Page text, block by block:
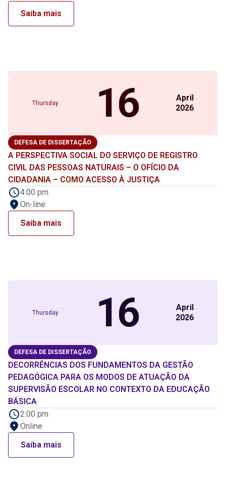
Saiba mais
Thursday 16
April
2026
DEFESA DE DISSERTAÇÃO
A PERSPECTIVA SOCIAL DO SERVIÇO DE REGISTRO
CIVIL DAS PESSOAS NATURAIS – O OFÍCIO DA
CIDADANIA – COMO ACESSO À JUSTIÇA
4:00 pm
On-line
Saiba mais
Thursday 16
April
2026
DEFESA DE DISSERTAÇÃO
DECORRÊNCIAS DOS FUNDAMENTOS DA GESTÃO
PEDAGÓGICA PARA OS MODOS DE ATUAÇÃO DA
SUPERVISÃO ESCOLAR NO CONTEXTO DA EDUCAÇÃO
BÁSICA
2:00 pm
Online
Saiba mais